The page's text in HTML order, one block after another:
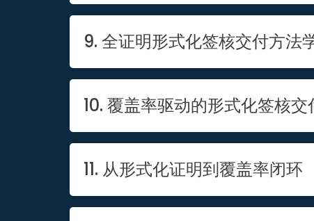
9. 全证明形式化签核交付方法
10. 覆盖率驱动的形式化签核交
11. 从形式化证明到覆盖率闭环